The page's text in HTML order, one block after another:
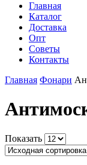
Главная
Каталог
Доставка
Опт
Советы
Контакты
Главная Фонари
Показать